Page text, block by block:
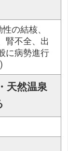
の結核、
腎不全、出
に病勢進行
天然温泉